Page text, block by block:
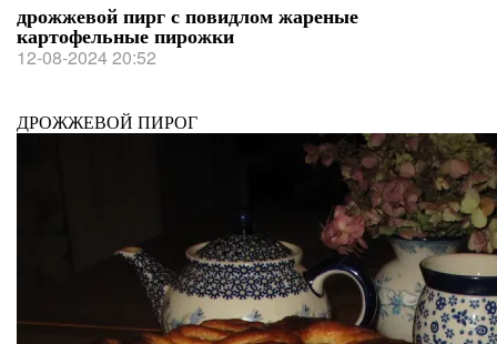
дрожжевой пирг с повидлом жареные
картофельные пирожки
12-08-2024 20:52
ДРОЖЖЕВОЙ ПИРОГ